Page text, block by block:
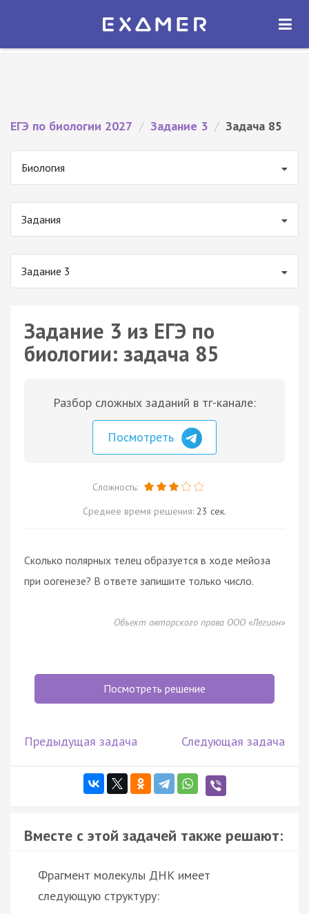
Экзамер — ЕГЭ 2027
ОТКРЫТЬ
ЕГЭ по биологии 2027 / Задание 3 / Задача 85
Биология
Задания
Задание 3
Задание 3 из ЕГЭ по
биологии: задача 85
Разбор сложных заданий в тг-канале:
Посмотреть
Сложность:
Среднее время решения: 23 сек.
Сколько полярных телец образуется в ходе мейоза
при оогенезе? В ответе запишите только число.
Объект авторского права ООО «Легион»
Посмотреть решение
Предыдущая задача Следующая задача
Вместе с этой задачей также решают:
Фрагмент молекулы ДНК имеет
следующую структуру: